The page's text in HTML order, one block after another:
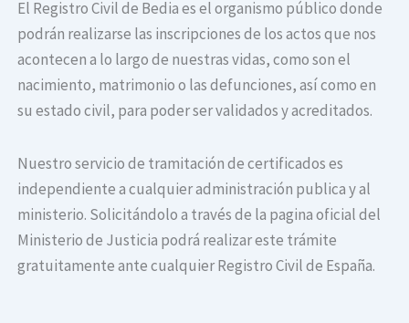
El Registro Civil de Bedia es el organismo público donde
podrán realizarse las inscripciones de los actos que nos
acontecen a lo largo de nuestras vidas, como son el
nacimiento, matrimonio o las defunciones, así como en
su estado civil, para poder ser validados y acreditados.
Nuestro servicio de tramitación de certificados es
independiente a cualquier administración publica y al
ministerio. Solicitándolo a través de la pagina oficial del
Ministerio de Justicia podrá realizar este trámite
gratuitamente ante cualquier Registro Civil de España.